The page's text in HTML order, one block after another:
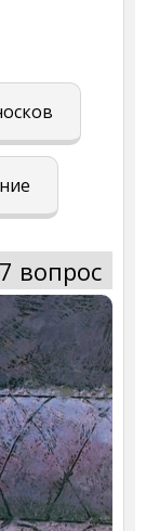
7 вопрос